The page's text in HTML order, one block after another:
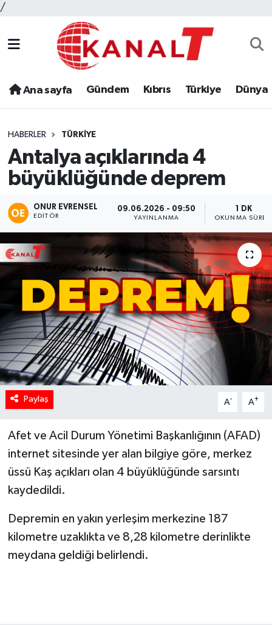
/
Ana sayfa Gündem Kıbrıs Türkiye Dünya
HABERLER TÜRKIYE
Antalya açıklarında 4
büyüklüğünde deprem
ONUR EVRENSEL
EDITÖR
09.06.2026 - 09:50
YAYINLANMA
1 DK
OKUNMA
Paylaş A- A+
Afet ve Acil Durum Yönetimi Başkanlığının (AFAD)
internet sitesinde yer alan bilgiye göre, merkez
üssü Kaş açıkları olan 4 büyüklüğünde sarsıntı
kaydedildi.
Depremin en yakın yerleşim merkezine 187
kilometre uzaklıkta ve 8,28 kilometre derinlikte
meydana geldiği belirlendi.